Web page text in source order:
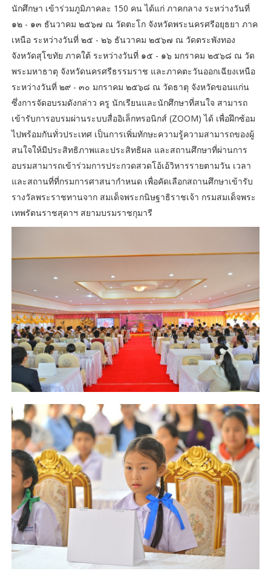
นักศึกษา เข้าร่วมภูมิภาคละ 150 คน ได้แก่ ภาคกลาง ระหว่างวันที่
๑๒ - ๑๓ ธันวาคม ๒๕๖๗ ณ วัดตะโก จังหวัดพระนครศรีอยุธยา ภาค
เหนือ ระหว่างวันที่ ๒๕ - ๒๖ ธันวาคม ๒๕๖๗ ณ วัดตระพังทอง
จังหวัดสุโขทัย ภาคใต้ ระหว่างวันที่ ๑๕ - ๑๖ มกราคม ๒๕๖๘ ณ วัด
พระมหาธาตุ จังหวัดนครศรีธรรมราช และภาคตะวันออกเฉียงเหนือ
ระหว่างวันที่ ๒๙ - ๓๐ มกราคม ๒๕๖๘ ณ วัดธาตุ จังหวัดขอนแก่น
ซึ่งการจัดอบรมดังกล่าว ครู นักเรียนและนักศึกษาที่สนใจ สามารถ
เข้ารับการอบรมผ่านระบบสื่ออิเล็กทรอนิกส์ (ZOOM) ได้ เพื่อฝึกซ้อม
ไปพร้อมกันทั่วประเทศ เป็นการเพิ่มทักษะความรู้ความสามารถของผู้
สนใจให้มีประสิทธิภาพและประสิทธิผล และสถานศึกษาที่ผ่านการ
อบรมสามารถเข้าร่วมการประกวดสวดโอ้เอ้วิหารรายตามวัน เวลา
และสถานที่ที่กรมการศาสนากำหนด เพื่อคัดเลือกสถานศึกษาเข้ารับ
รางวัลพระราชทานจาก สมเด็จพระกนิษฐาธิราชเจ้า กรมสมเด็จพระ
เทพรัตนราชสุดาฯ สยามบรมราชกุมารี